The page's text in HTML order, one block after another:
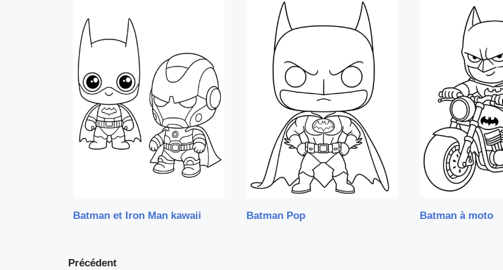
Batman et Iron Man kawaii Batman Pop Batman à moto
Précédent